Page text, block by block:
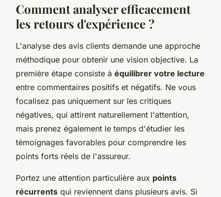
Comment analyser efficacement
les retours d'expérience ?
L'analyse des avis clients demande une approche
méthodique pour obtenir une vision objective. La
première étape consiste à équilibrer votre lecture
entre commentaires positifs et négatifs. Ne vous
focalisez pas uniquement sur les critiques
négatives, qui attirent naturellement l'attention,
mais prenez également le temps d'étudier les
témoignages favorables pour comprendre les
points forts réels de l'assureur.
Portez une attention particulière aux points
récurrents qui reviennent dans plusieurs avis. Si